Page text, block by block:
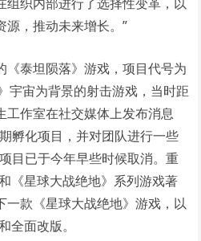
源，推动未来增长。”
《泰坦陨落》游戏，项目代号为
宇宙为背景的射击游戏，当时距
工作室在社交媒体上发布消息
孵化项目，并对团队进行一些
目已于今年早些时候取消。重
《星球大战绝地》系列游戏著
一款《星球大战绝地》游戏，以
全面改版。